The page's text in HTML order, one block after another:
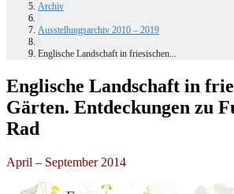
Archiv
Ausstellungsarchiv 2010 – 2019
Englische Landschaft in friesischen...
Englische Landschaft in
Gärten. Entdeckungen zu
Rad
April – September 2014